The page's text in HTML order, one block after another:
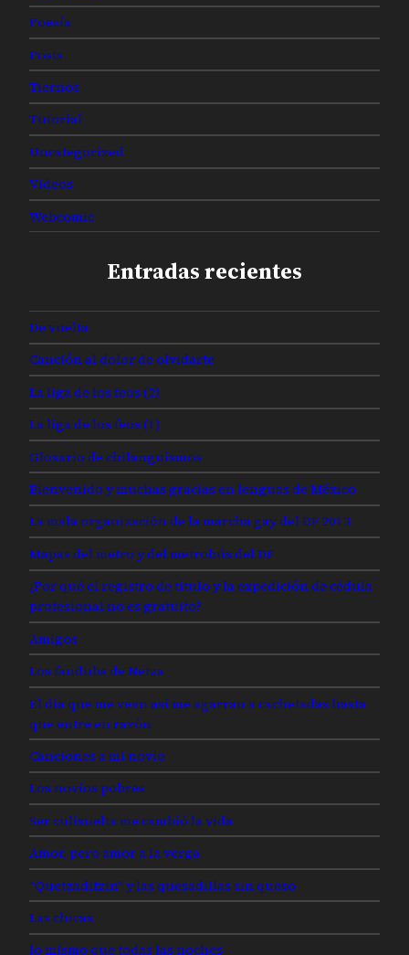
Poesía
Posts
Tiernos
Tutorial
Uncategorized
Videos
Webcomic
Entradas recientes
De vuelta
Canción al dolor de olvidarte
La liga de los feos (2)
La liga de los feos (1)
Glosario de chilanguismos
Bienvenido y muchas gracias en lenguas de México
La mala organización de la marcha gay del DF 2013
Mapas del metro y del metrobús del DF
¿Por qué el registro de título y la expedición de cédula
profesional no es gratuito?
Amigos
Los fandubs de Netza
El día que me vean así me agarran a cachetadas hasta
que entre en razón
Canciones a mi novio
Los novios pobres
Ser culisuelta me cambió la vida
Amor, pero amor a la verga
“Quetzaditzin” y las quesadillas sin queso
Las chicas
lo mismo que todas las noches